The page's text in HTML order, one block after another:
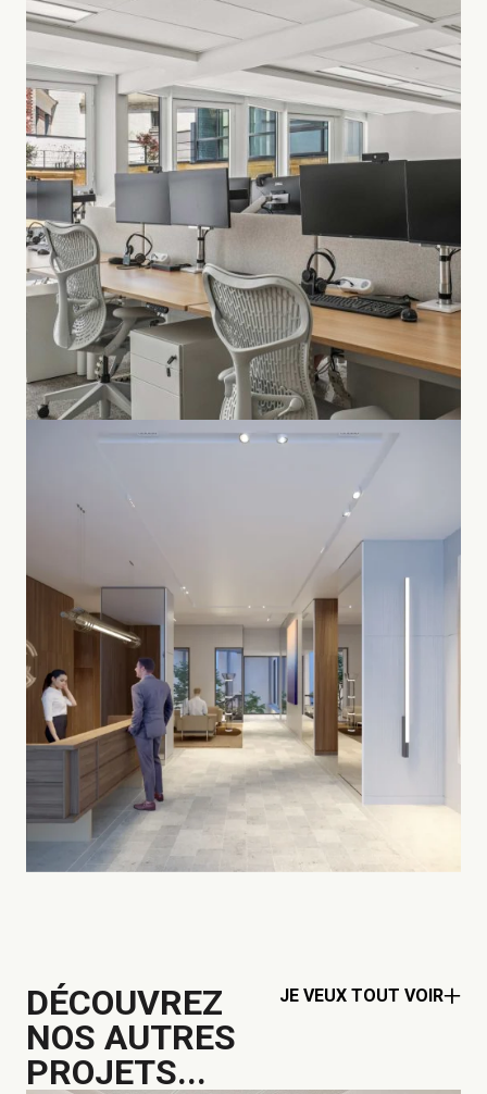
DÉCOUVREZ
NOS AUTRES
PROJETS...
JE VEUX TOUT VOIR